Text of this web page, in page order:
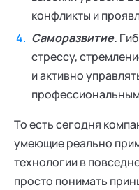
конфликты и
Саморазвитие.
стрессу,
и активно
То есть сегодня
умеющие реально
технологии в
просто понимать